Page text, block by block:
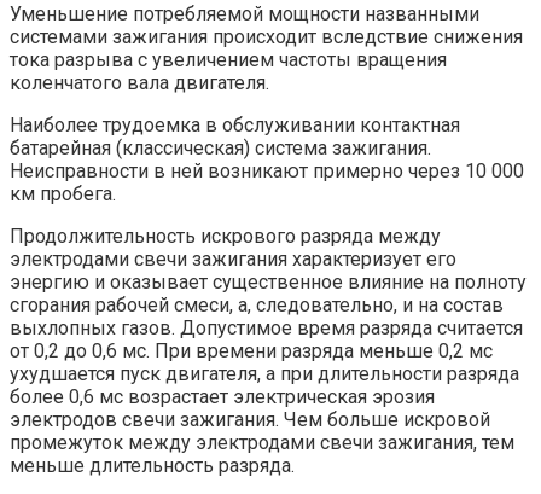
Уменьшение потребляемой мощности названными
системами зажигания происходит вследствие снижения
тока разрыва с увеличением частоты вращения
коленчатого вала двигателя.
Наиболее трудоемка в обслуживании контактная
батарейная (классическая) система зажигания.
Неисправности в ней возникают примерно через 10 000
км пробега.
Продолжительность искрового разряда между
электродами свечи зажигания характеризует его
энергию и оказывает существенное влияние на полноту
сгорания рабочей смеси, а, следовательно, и на состав
выхлопных газов. Допустимое время разряда считается
от 0,2 до 0,6 мс. При времени разряда меньше 0,2 мс
ухудшается пуск двигателя, а при длительности разряда
более 0,6 мс возрастает электрическая эрозия
электродов свечи зажигания. Чем больше искровой
промежуток между электродами свечи зажигания, тем
меньше длительность разряда.